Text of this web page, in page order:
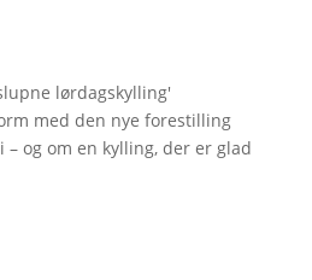
lørdagskylling'
med den nye forestilling
– og om en kylling, der er glad